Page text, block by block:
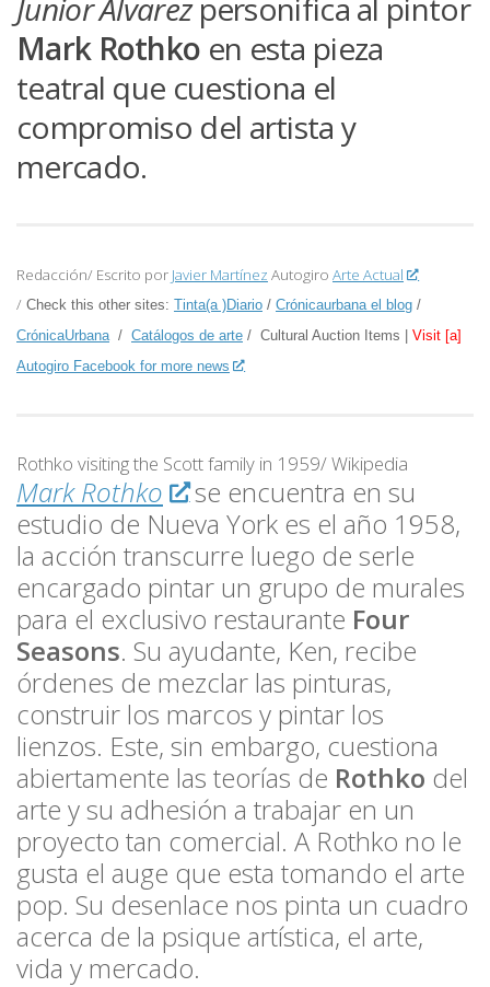
Junior Álvarezpersonifica al pintor
Mark Rothko en esta pieza
teatral que cuestiona el
compromiso del artista y
mercado.
Redacción/ Escrito por Javier Martínez Autogiro Arte Actual
/ Check this other sites: Tinta(a )Diario / Crónicaurbana el blog /
CrónicaUrbana / Catálogos de arte / Cultural Auction Items | Visit [a]
Autogiro Facebook for more news
Rothko visiting the Scott family in 1959/ Wikipedia
Mark Rothko
se encuentra en su
estudio de Nueva York es el año 1958,
la acción transcurre luego de serle
encargado pintar un grupo de murales
para el exclusivo restaurante Four
Seasons. Su ayudante, Ken, recibe
órdenes de mezclar las pinturas,
construir los marcos y pintar los
lienzos. Este, sin embargo, cuestiona
abiertamente las teorías de Rothko del
arte y su adhesión a trabajar en un
proyecto tan comercial. A Rothko no le
gusta el auge que esta tomando el arte
pop. Su desenlace nos pinta un cuadro
acerca de la psique artística, el arte,
vida y mercado.